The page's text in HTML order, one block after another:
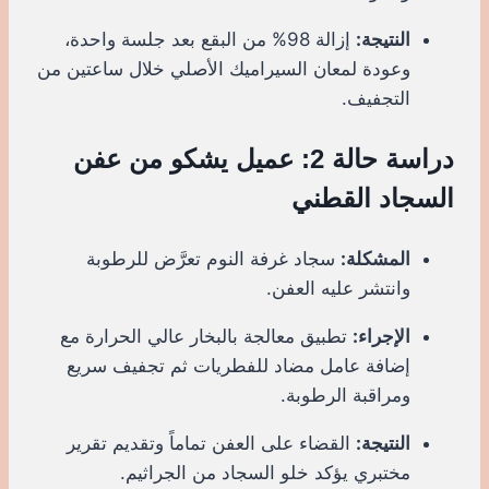
النتيجة:
إزالة 98% من البقع بعد جلسة واحدة،
وعودة لمعان السيراميك الأصلي خلال ساعتين من
التجفيف.
دراسة حالة 2: عميل يشكو من عفن
السجاد القطني
المشكلة: سجاد غرفة النوم تعرَّض للرطوبة
وانتشر عليه العفن.
الإجراء: تطبيق معالجة بالبخار عالي الحرارة مع
إضافة عامل مضاد للفطريات ثم تجفيف سريع
ومراقبة الرطوبة.
النتيجة: القضاء على العفن تماماً وتقديم تقرير
مختبري يؤكد خلو السجاد من الجراثيم.